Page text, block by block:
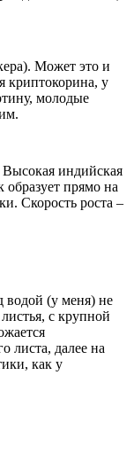
Может это и
криптокорина, у
молодые
Высокая индийская
образует прямо на
Скорость роста –
водой (у меня) не
с крупной
листа, далее на
как у